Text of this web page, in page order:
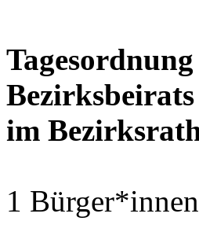
im
1